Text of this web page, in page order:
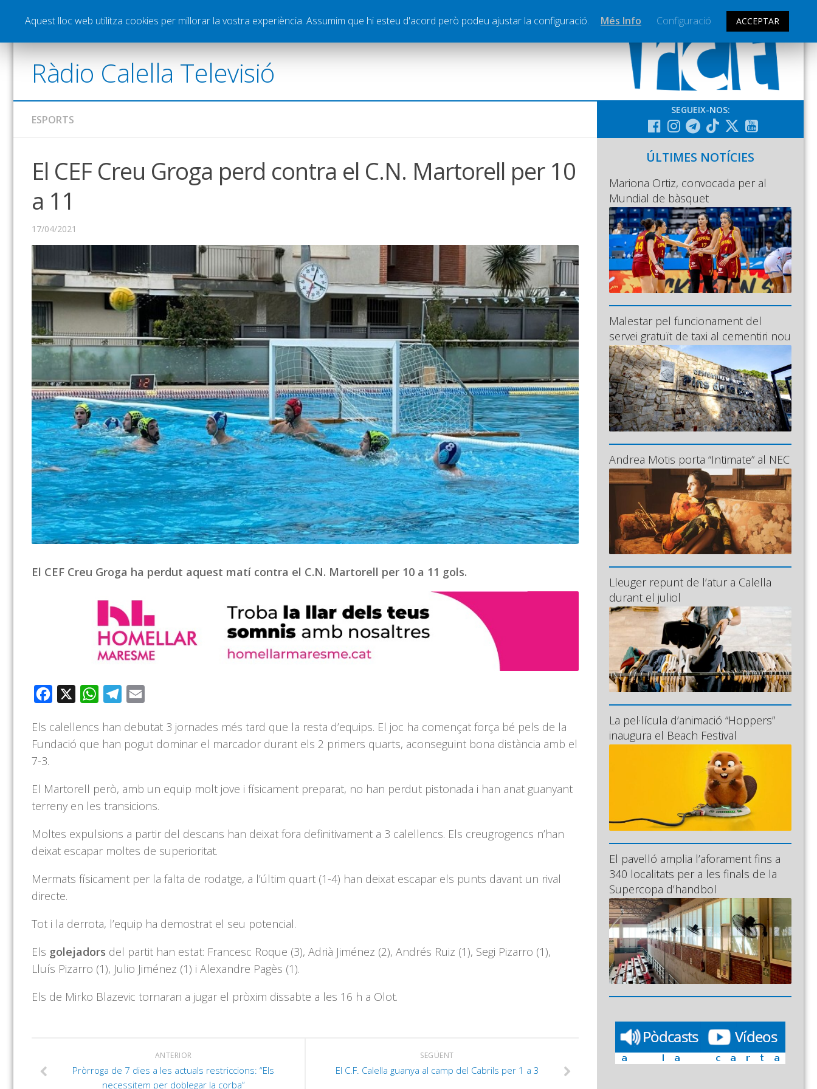
Notícies Esports Pòdcasts Vídeos Graella Publicitat Contacte
Ràdio Calella Televisió
ESPORTS
El CEF Creu Groga perd contra el C.N. Martorell per 10
a 11
17/04/2021
El CEF Creu Groga ha perdut aquest matí contra el C.N. Martorell per 10 a 11 gols.
Facebook WhatsAppTelegram
Els calellencs han debutat 3 jornades més tard que la resta d’equips. El joc ha començat força bé pels de la
Fundació que han pogut dominar el marcador durant els 2 primers quarts, aconseguint bona distància amb el
7-3.
El Martorell però, amb un equip molt jove i físicament preparat, no han perdut pistonada i han anat guanyant
terreny en les transicions.
Moltes expulsions a partir del descans han deixat fora definitivament a 3 calellencs. Els creugrogencs n’han
deixat escapar moltes de superioritat.
Mermats físicament per la falta de rodatge, a l’últim quart (1-4) han deixat escapar els punts davant un rival
directe.
Tot i la derrota, l’equip ha demostrat el seu potencial.
Els golejadors del partit han estat: Francesc Roque (3), Adrià Jiménez (2), Andrés Ruiz (1), Segi Pizarro (1),
Lluís Pizarro (1), Julio Jiménez (1) i Alexandre Pagès (1).
Els de Mirko Blazevic tornaran a jugar el pròxim dissabte a les 16 h a Olot.
SEGÜENT
El C.F. Calella guanya al camp del Cabrils per 1 a 3
ANTERIOR
Pròrroga de 7 dies a les actuals restriccions: “Els
necessitem per doblegar la corba”
SEGUEIX-NOS:
ÚLTIMES NOTÍCIES
Mariona Ortiz, convocada per al
Mundial de bàsquet
Malestar pel funcionament del
servei gratuït de taxi al cementiri nou
Andrea Motis porta “Intimate” al NEC
Lleuger repunt de l’atur a Calella
durant el juliol
La pel·lícula d’animació “Hoppers”
inaugura el Beach Festival
El pavelló amplia l’aforament fins a
340 localitats per a les finals de la
Supercopa d’handbol
Aquest lloc web utilitza cookies per millorar la vostra experiència. Assumim que hi esteu d'acord però podeu ajustar la configuració. Més Info Configuració ACCEPTAR